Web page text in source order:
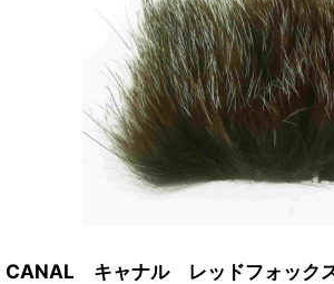
CANAL キャナル レッドフォッ